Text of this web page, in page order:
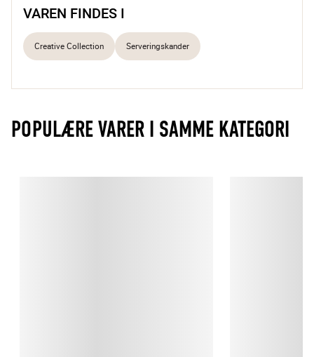
Smukt glaseret stentøj
Tåler opvaskemaskine
VAREN FINDES I
Creative Collection Serveringskander
POPULÆRE VARER I SAMME KATEGORI